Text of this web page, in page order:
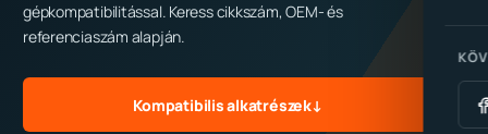
gépkompatibilitással. Keress cikkszám, OEM- és
referenciaszám alapján.
Kompatibilis alkatrészek↓